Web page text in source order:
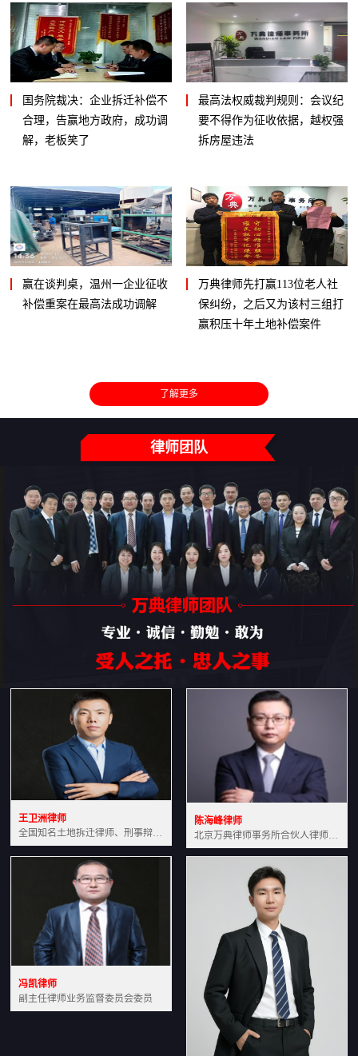
国务院裁决：企业拆迁补偿不
合理，告赢地方政府，成功调
解，老板笑了
最高法权威裁判规则：会议纪
要不得作为征收依据，越权强
拆房屋违法
赢在谈判桌，温州一企业征收
补偿重案在最高法成功调解
万典律师先打赢113位老人社
保纠纷，之后又为该村三组打
赢积压十年土地补偿案件
了解更多
律师团队
王卫洲律师
全国知名土地拆迁律师、刑事辩护律师北京万典律师事务所主任中国法学会会员北京市行政法研究会理事
陈海峰律师
北京万典律师事务所合伙人律师土地房产专业资深律师
冯凯律师
副主任律师业务监督委员会委员